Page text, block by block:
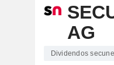
AG
Dividendos